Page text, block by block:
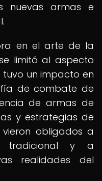
nuevas armas e
en el arte de la
limitó al aspecto
tuvo un impacto en
de combate de
de armas de
y estrategias de
vieron obligados a
tradicional y a
realidades del